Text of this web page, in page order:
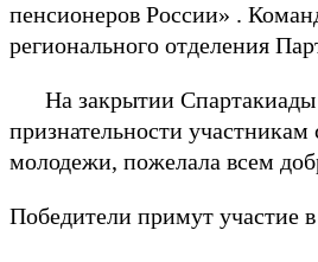
пенсионеров России» .
регионального отделения
На закрытии Спартакиады
признательности
молодежи, пожелала всем
Победители примут участие